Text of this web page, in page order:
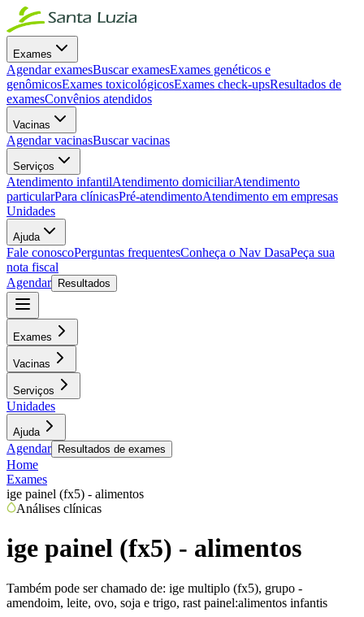
Exames
Agendar examesBuscar examesExames genéticos e
genômicosExames toxicológicosExames check-upsResultados de
examesConvênios atendidos
Vacinas
Agendar vacinasBuscar vacinas
Serviços
Atendimento infantilAtendimento domiciliarAtendimento
particularPara clínicasPré-atendimentoAtendimento em empresas
Unidades
Ajuda
Fale conoscoPerguntas frequentesConheça o Nav DasaPeça sua
nota fiscal
Agendar
Resultados
Exames
Vacinas
Serviços
Unidades
Ajuda
Agendar Resultados de exames
Home
Exames
ige painel (fx5) - alimentos
Análises clínicas
ige painel (fx5) - alimentos
Também pode ser chamado de: ige multiplo (fx5), grupo -
amendoim, leite, ovo, soja e trigo, rast painel:alimentos infantis